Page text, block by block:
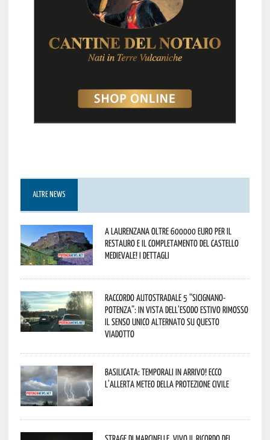
ALTRE NEWS
A Laurenzana oltre 600000 euro per il
restauro e il completamento del Castello
Medievale! I dettagli
Raccordo Autostradale 5 “Sicignano-
Potenza”: in vista dell’esodo estivo rimosso
il senso unico alternato su questo
viadotto
Basilicata: temporali in arrivo! Ecco
l’allerta meteo della Protezione civile